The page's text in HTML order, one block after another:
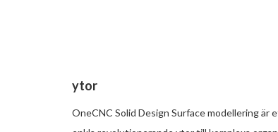
ytor
OneCNC Solid Design Surface modellering